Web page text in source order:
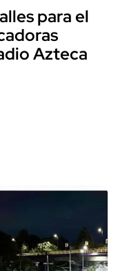
para el
Azteca